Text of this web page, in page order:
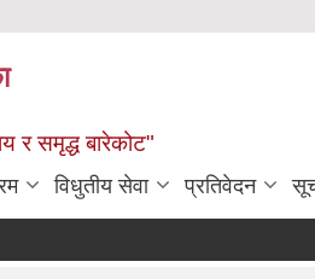
र समृद्ध बारेकोट"
विधुतीय सेवा प्रतिवेदन